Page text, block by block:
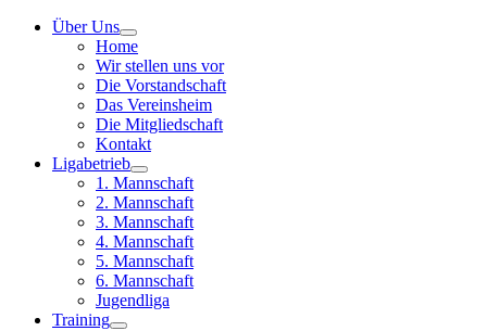
Über Uns
Home
Wir stellen uns vor
Die Vorstandschaft
Das Vereinsheim
Die Mitgliedschaft
Kontakt
Ligabetrieb
1. Mannschaft
2. Mannschaft
3. Mannschaft
4. Mannschaft
5. Mannschaft
6. Mannschaft
Jugendliga
Training